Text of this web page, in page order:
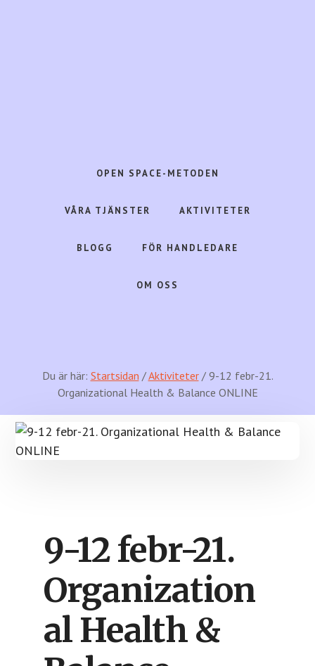
Consulting
livskraft
organisation
OPEN SPACE-METODEN
VÅRA TJÄNSTER AKTIVITETER
BLOGG FÖR HANDLEDARE
OM OSS
Du är här: Startsidan /Aktiviteter/ 9-12 febr-21.
Organizational Health & Balance ONLINE
9-12 febr-21.
Organization
al Health &